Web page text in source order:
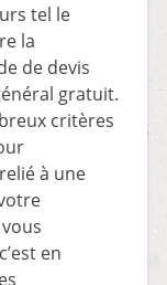
tel le
la
de devis
gratuit.
critères
à une
en